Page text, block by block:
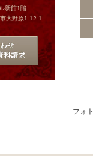
フォ
新館1階
大野原1-12-1